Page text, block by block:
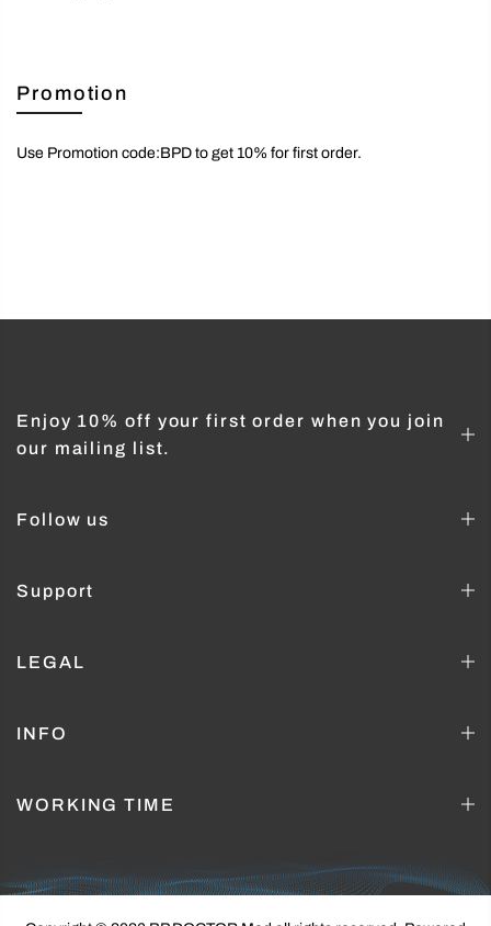
Promotion
Use Promotion code:BPD to get 10% for first order.
Enjoy 10% off your first order when you join
our mailing list.
Follow us
Support
LEGAL
INFO
WORKING TIME